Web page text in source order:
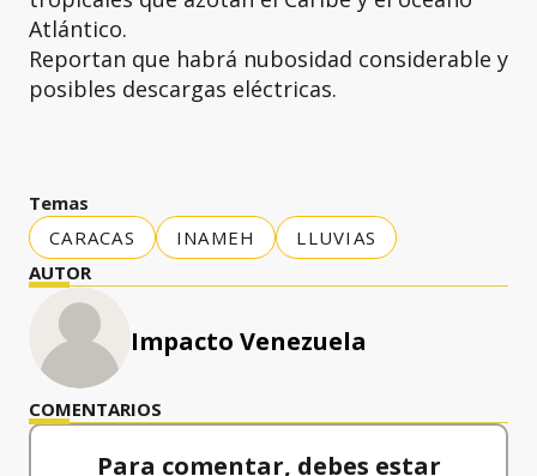
Atlántico.
Reportan que habrá nubosidad considerable y
posibles descargas eléctricas.
Temas
CARACAS
INAMEH
LLUVIAS
AUTOR
Impacto Venezuela
COMENTARIOS
Para comentar, debes estar